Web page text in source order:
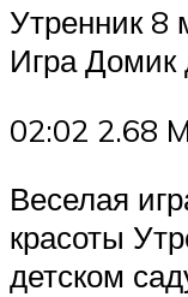
Утренник 8
Игра
02:02 2.68
Веселая
красоты
детском